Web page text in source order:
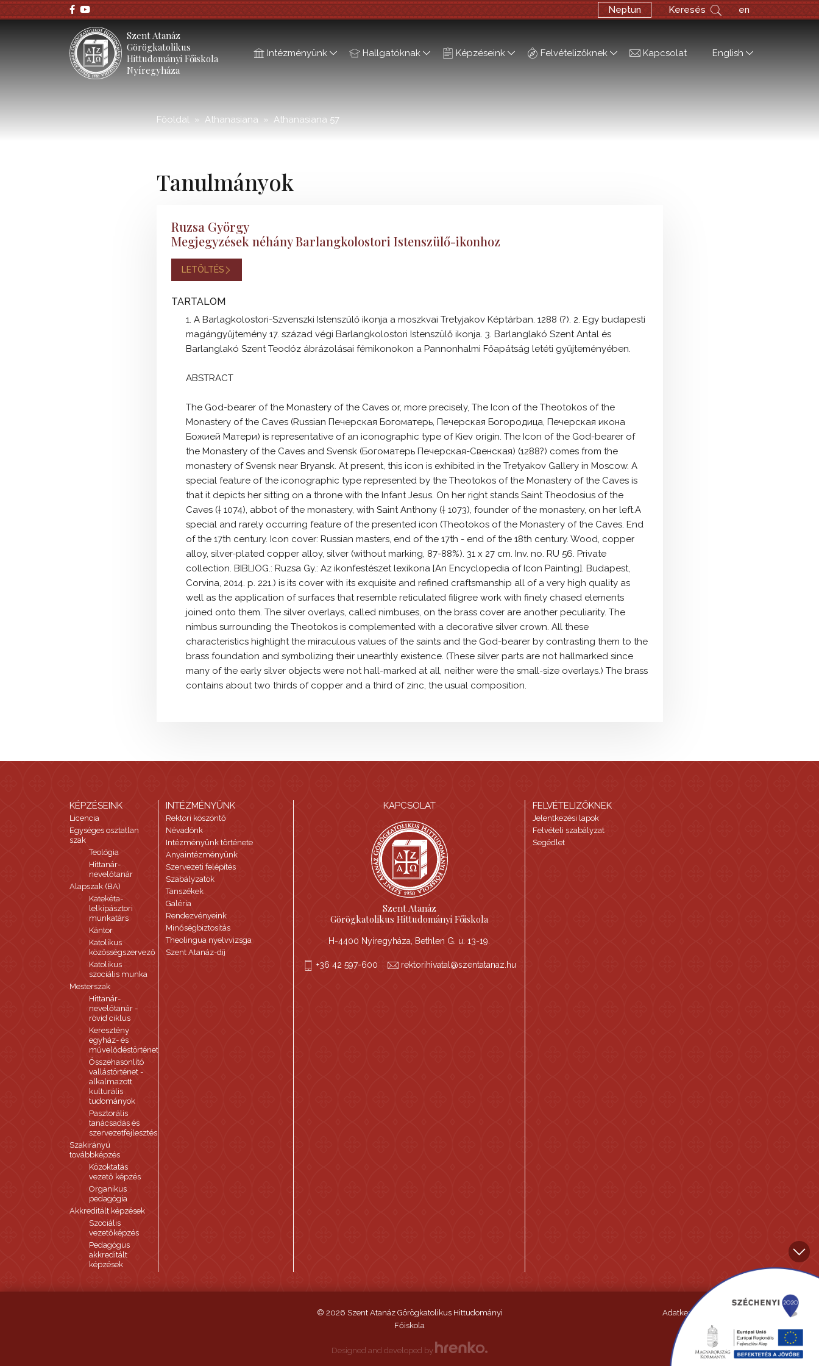
; Neptun Keresés en
Szent Atanáz
Görögkatolikus
Hittudományi Főiskola
Nyíregyháza
Intézményünk Hallgatóknak Képzéseink Felvételizőknek Kapcsolat English
Főoldal Athanasiana Athanasiana 57
Tanulmányok
Ruzsa György
Megjegyzések néhány Barlangkolostori Istenszülő-ikonhoz
LETÖLTÉS
TARTALOM
1. A Barlagkolostori-Szvenszki Istenszülő ikonja a moszkvai Tretyjakov Képtárban. 1288 (?). 2. Egy budapesti
magángyűjtemény 17. század végi Barlangkolostori Istenszülő ikonja. 3. Barlanglakó Szent Antal és
Barlanglakó Szent Teodóz ábrázolásai fémikonokon a Pannonhalmi Főapátság letéti gyűjteményében.
ABSTRACT
The God-bearer of the Monastery of the Caves or, more precisely, The Icon of the Theotokos of the
Monastery of the Caves (Russian Печерская Богоматерь, Печерская Богородица, Печерская икона
Божией Матери) is representative of an iconographic type of Kiev origin. The Icon of the God-bearer of
the Monastery of the Caves and Svensk (Богоматерь Печерская-Свенская) (1288?) comes from the
monastery of Svensk near Bryansk. At present, this icon is exhibited in the Tretyakov Gallery in Moscow. A
special feature of the iconographic type represented by the Theotokos of the Monastery of the Caves is
that it depicts her sitting on a throne with the Infant Jesus. On her right stands Saint Theodosius of the
Caves († 1074), abbot of the monastery, with Saint Anthony († 1073), founder of the monastery, on her left.A
special and rarely occurring feature of the presented icon (Theotokos of the Monastery of the Caves. End
of the 17th century. Icon cover: Russian masters, end of the 17th - end of the 18th century. Wood, copper
alloy, silver-plated copper alloy, silver (without marking, 87-88%). 31 x 27 cm. Inv. no. RU 56. Private
collection. BIBLIOG.: Ruzsa Gy.: Az ikonfestészet lexikona [An Encyclopedia of Icon Painting]. Budapest,
Corvina, 2014. p. 221.) is its cover with its exquisite and refined craftsmanship all of a very high quality as
well as the application of surfaces that resemble reticulated filigree work with finely chased elements
joined onto them. The silver overlays, called nimbuses, on the brass cover are another peculiarity. The
nimbus surrounding the Theotokos is complemented with a decorative silver crown. All these
characteristics highlight the miraculous values of the saints and the God-bearer by contrasting them to the
brass foundation and symbolizing their unearthly existence. (These silver parts are not hallmarked since
many of the early silver objects were not hall-marked at all, neither were the small-size overlays.) The brass
contains about two thirds of copper and a third of zinc, the usual composition.
KAPCSOLAT
Szent Atanáz
Görögkatolikus Hittudományi Főiskola
H-4400 Nyíregyháza, Bethlen G. u. 13-19.
+36 42 597-600 rektorihivatal@szentatanaz.hu
KÉPZÉSEINK
Licencia
Egységes osztatlan
szak
Teológia
Hittanár-
nevelőtanár
Alapszak (BA)
Katekéta-
lelkipásztori
munkatárs
Kántor
Katolikus
közösségszervező
Katolikus
szociális munka
Mesterszak
Hittanár-
nevelőtanár -
rövid ciklus
Keresztény
egyház- és
művelődéstörténet
Összehasonlító
vallástörténet -
alkalmazott
kulturális
tudományok
Pasztorális
tanácsadás és
szervezetfejlesztés
Szakirányú
továbbképzés
Közoktatás
vezető képzés
Organikus
pedagógia
Akkreditált képzések
Szociális
vezetőképzés
Pedagógus
akkreditált
képzések
INTÉZMÉNYÜNK
Rektori köszöntő
Névadónk
Intézményünk története
Anyaintézményünk
Szervezeti felépítés
Szabályzatok
Tanszékek
Galéria
Rendezvényeink
Minőségbiztosítás
Theolingua nyelvvizsga
Szent Atanáz-díj
FELVÉTELIZŐKNEK
Jelentkezési lapok
Felvételi szabályzat
Segédlet
© 2026 Szent Atanáz Görögkatolikus Hittudományi
Főiskola
Adatkezelési tájékoztató
Designed and developed by